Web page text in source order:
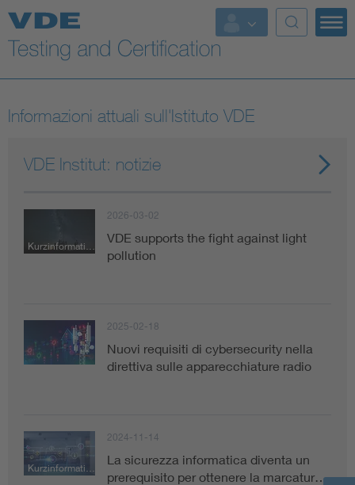
Key Topics
Informazioni attuali sull'Istituto VDE
VDE Institut: notizie
Kurzinformation
2026-03-02
VDE supports the fight against light
pollution
2025-02-18
Nuovi requisiti di cybersecurity nella
direttiva sulle apparecchiature radio
Kurzinformation
2024-11-14
La sicurezza informatica diventa un
prerequisito per ottenere la marcatur…